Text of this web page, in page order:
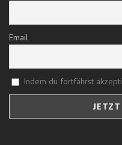
Email
Indem du fortfährst